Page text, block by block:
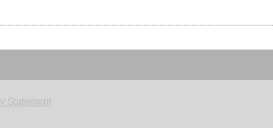
Statement